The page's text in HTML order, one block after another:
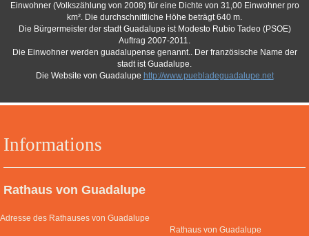
Informations
Rathaus von Guadalupe
Adresse des Rathauses von Guadalupe
Rathaus von Guadalupe
Einwohner (Volkszählung von 2008) für eine Dichte von 31,00 Einwohner pro
km². Die durchschnittliche Höhe beträgt 640 m.
Die Bürgermeister der stadt Guadalupe ist Modesto Rubio Tadeo (PSOE)
Auftrag 2007-2011.
Die Einwohner werden guadalupense genannt.. Der französische Name der
stadt ist Guadalupe.
Die Website von Guadalupe http://www.puebladeguadalupe.net